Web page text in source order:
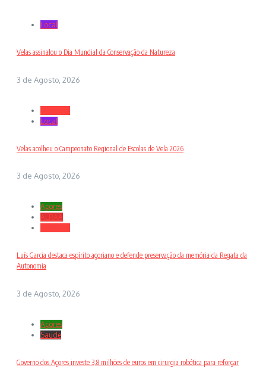
Local
Velas assinalou o Dia Mundial da Conservação da Natureza
3 de Agosto, 2026
Local
Velas acolheu o Campeonato Regional de Escolas de Vela 2026
3 de Agosto, 2026
Açores
ALRAA
Luís Garcia destaca espírito açoriano e defende preservação da memória da Regata da
Autonomia
3 de Agosto, 2026
Açores
Saude
Governo dos Açores investe 3,8 milhões de euros em cirurgia robótica para reforçar